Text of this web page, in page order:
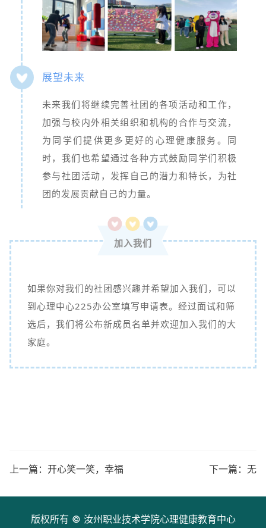
展望未来
未来我们将继续完善社团的各项活动和工作，
加强与校内外相关组织和机构的合作与交流，
为同学们提供更多更好的心理健康服务。同
时，我们也希望通过各种方式鼓励同学们积极
参与社团活动，发挥自己的潜力和特长，为社
团的发展贡献自己的力量。
加入我们
如果你对我们的社团感兴趣并希望加入我们，可以
到心理中心225办公室填写申请表。经过面试和筛
选后，我们将公布新成员名单并欢迎加入我们的大
家庭。
上一篇： 开心笑一笑，幸福
下一篇：无
版权所有 © 汝州职业技术学院心理健康教育中心